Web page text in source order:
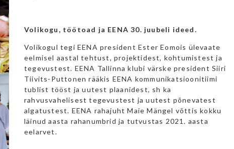
Volikogu, töötoad ja EENA 30. juubeli ideed.
Volikogul tegi EENA president Ester Eomois ülevaate
eelmisel aastal tehtust, projektidest, kohtumistest ja
tegevustest. EENA Tallinna klubi värske president Siiri
Tiivits-Puttonen rääkis EENA kommunikatsioonitiimi
tublist tööst ja uutest plaanidest, sh ka
rahvusvahelisest tegevustest ja uutest põnevatest
algatustest. EENA rahajuht Maie Mängel võttis kokku
läinud aasta rahanumbrid ja tutvustas 2021. aasta
eelarvet.